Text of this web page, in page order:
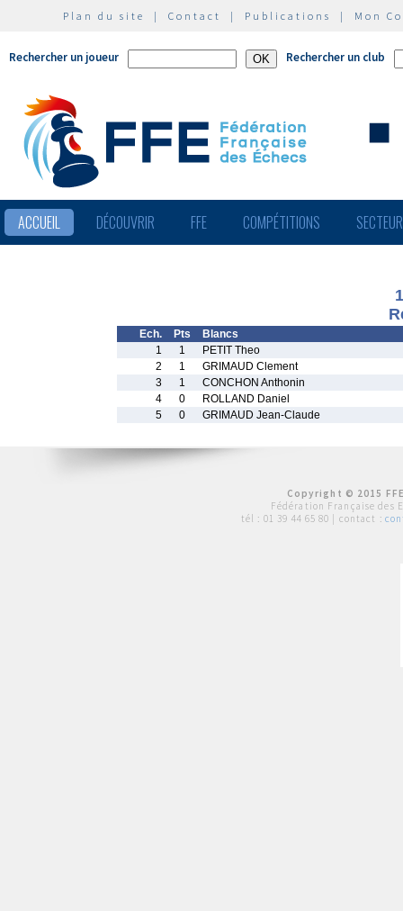
Plan du site | Contact | Publications | Mon
Rechercher un joueur Rechercher un club
ACCUEIL DÉCOUVRIR FFE COMPÉTITIONS
Ech. Pts
Blancs
1
1
PETIT Theo
2
1
GRIMAUD Clement
3
1
CONCHON Anthonin
4
0
ROLLAND Daniel
5
0 GRIMAUD Jean-Claude
Copyright © 2015
Fédération Française des
tél : 01 39 44 65 80 | contact :